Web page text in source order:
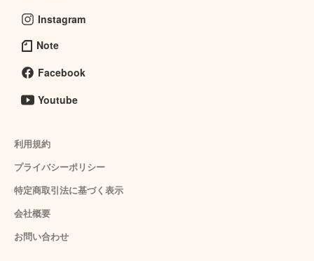
Instagram
Note
Facebook
Youtube
利用規約
プライバシーポリシー
特定商取引法に基づく表示
会社概要
お問い合わせ